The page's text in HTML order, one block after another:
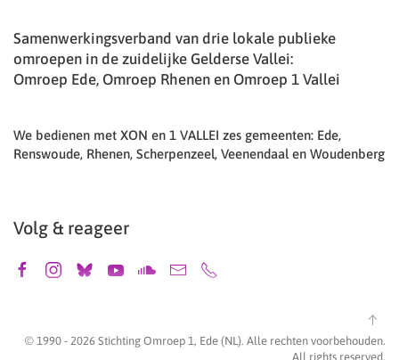
Samenwerkingsverband van drie lokale publieke
omroepen in de zuidelijke Gelderse Vallei:
Omroep Ede, Omroep Rhenen en Omroep 1 Vallei
We bedienen met XON en 1 VALLEI zes gemeenten: Ede,
Renswoude, Rhenen, Scherpenzeel, Veenendaal en Woudenberg
Volg & reageer
© 1990 - 2026 Stichting Omroep 1, Ede (NL). Alle rechten voorbehouden.
All rights reserved.